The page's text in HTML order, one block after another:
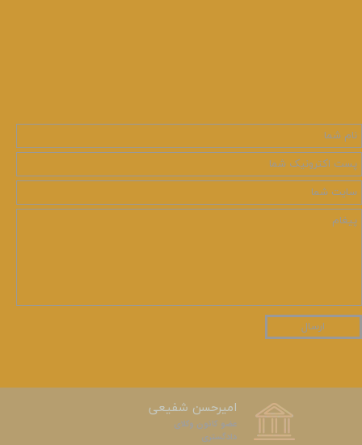
ارسال
امیرحسن شفیعی
عضو کانون وکلای
دادگستری​​​​​​​